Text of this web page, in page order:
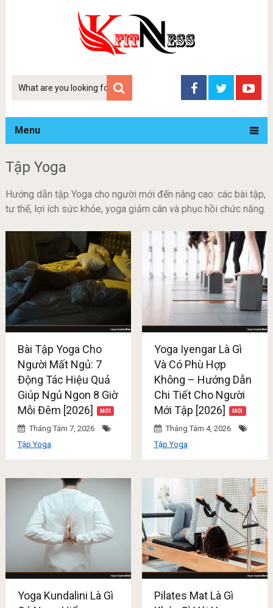
Tim
Menu
Tập Yoga
Hướng dẫn tập Yoga cho người mới đến nâng cao: các bài tập,
tư thế, lợi ích sức khỏe, yoga giảm cân và phục hồi chức năng.
Bài Tập Yoga Cho
Người Mất Ngủ: 7
Động Tác Hiệu Quả
Giúp Ngủ Ngon 8 Giờ
Mỗi Đêm [2026]
Tháng Tám 7, 2026
Tập Yoga
Yoga Iyengar Là Gì
Và Có Phù Hợp
Không – Hướng Dẫn
Chi Tiết Cho Người
Mới Tập [2026]
Tháng Tám 4, 2026
Tập Yoga
Yoga Kundalini Là Gì
Pilates Mat Là Gì